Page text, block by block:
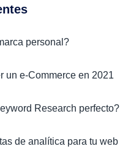
personal?
un e-Commerce en 2021
Research perfecto?
de analítica para tu web